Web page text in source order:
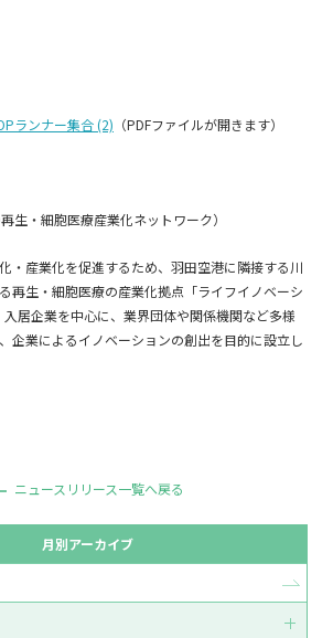
ランナー集合 (2) （PDFファイルが開きます）
・細胞医療産業化ネットワーク）
・産業化を促進するため、羽田空港に隣接する川
再生・細胞医療の産業化拠点「ライフイノベーシ
入居企業を中心に、業界団体や関係機関など多様
企業によるイノベーションの創出を目的に設立し
ニュースリリース一覧へ戻る
月別アーカイブ